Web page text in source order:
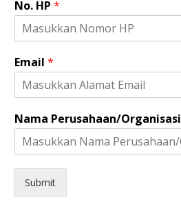
No. HP *
P
e
u
a
a
a
/
Email *
Nama Perusahaan/Organisasi
Submit